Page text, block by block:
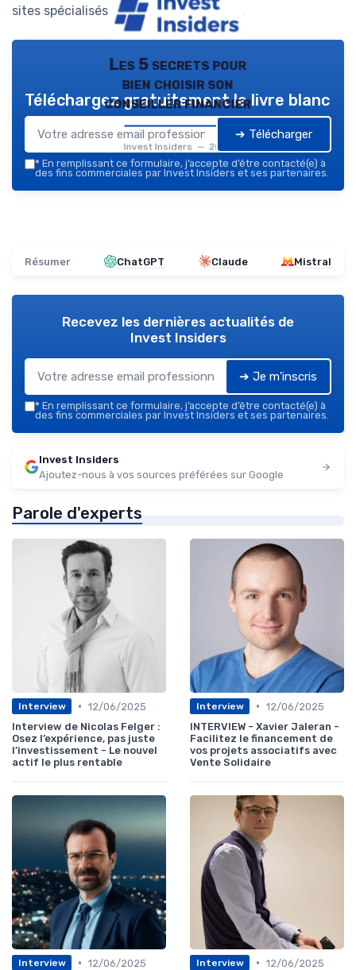
sites spécialisés dans l’investissement.
Les 5 secrets pour
bien choisir son
conseiller financier
Invest Insiders — 2026
Téléchargez gratuitement le livre blanc
➔ Télécharger
* En remplissant ce formulaire, j’accepte d’être contacté(e) à
des fins commerciales par Invest Insiders et ses partenaires.
Résumer ChatGPT Claude Mistral
Recevez les dernières actualités de
Invest Insiders
➔ Je m'inscris
* En remplissant ce formulaire, j’accepte d’être contacté(e) à
des fins commerciales par Invest Insiders et ses partenaires.
Invest Insiders
Ajoutez-nous à vos sources préférées sur Google
Parole d'experts
Interview • 12/06/2025
Interview de Nicolas Felger :
Osez l’expérience, pas juste
l’investissement - Le nouvel
actif le plus rentable
Interview • 12/06/2025
INTERVIEW - Xavier Jaleran -
Facilitez le financement de
vos projets associatifs avec
Vente Solidaire
Interview • 12/06/2025 Interview • 12/06/2025